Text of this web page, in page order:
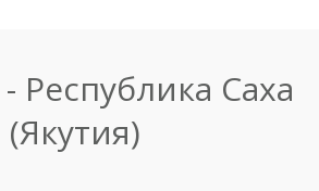
Республика Саха
(Якутия)